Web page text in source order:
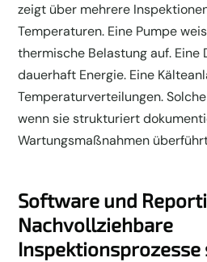
zeigt über mehrere
Temperaturen. Eine Pumpe
thermische Belastung auf.
dauerhaft Energie. Eine
Temperaturverteilungen.
wenn sie strukturiert
Wartungsmaßnahmen
Software und
Nachvollziehbare
Inspektionsprozesse